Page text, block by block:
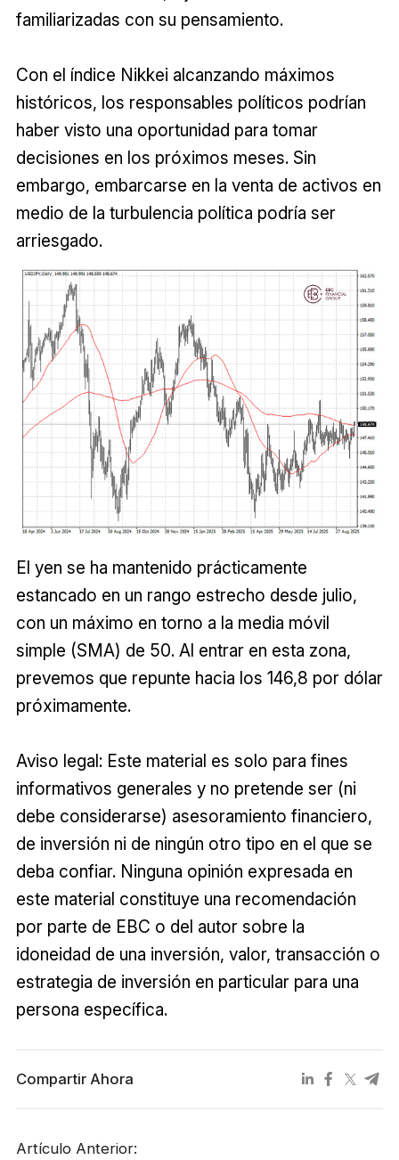
familiarizadas con su pensamiento.
Con el índice Nikkei alcanzando máximos
históricos, los responsables políticos podrían
haber visto una oportunidad para tomar
decisiones en los próximos meses. Sin
embargo, embarcarse en la venta de activos en
medio de la turbulencia política podría ser
arriesgado.
El yen se ha mantenido prácticamente
estancado en un rango estrecho desde julio,
con un máximo en torno a la media móvil
simple (SMA) de 50. Al entrar en esta zona,
prevemos que repunte hacia los 146,8 por dólar
próximamente.
Aviso legal: Este material es solo para fines
informativos generales y no pretende ser (ni
debe considerarse) asesoramiento financiero,
de inversión ni de ningún otro tipo en el que se
deba confiar. Ninguna opinión expresada en
este material constituye una recomendación
por parte de EBC o del autor sobre la
idoneidad de una inversión, valor, transacción o
estrategia de inversión en particular para una
persona específica.
Compartir Ahora
Artículo Anterior: